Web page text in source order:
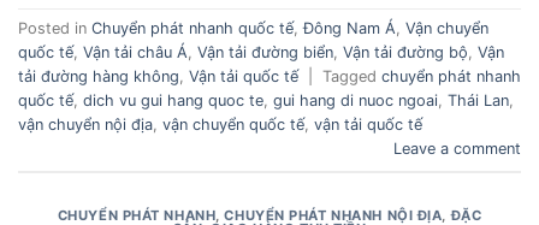
Posted in Chuyển phát nhanh quốc tế,Đông Nam Á, Vận chuyển
quốc tế, Vận tải châu Á, Vận tải đường biển, Vận tải đường bộ, Vận
tải đường hàng không, Vận tải quốc tế Tagged chuyển phát nhanh
quốc tế, dich vu gui hang quoc te, gui hang di nuoc ngoai, Thái Lan,
vận chuyển nội địa, vận chuyển quốc tế, vận tải quốc tế
Leave a comment
CHUYỂN PHÁT NHANH ,CHUYỂN PHÁT NHANH NỘI ĐỊA ,ĐẶC